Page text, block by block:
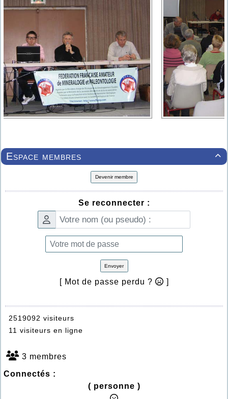

Espace membres
Devenir membre
Se reconnecter :
Envoyer
[ Mot de passe perdu ? ]
2519092 visiteurs
11 visiteurs en ligne
3 membres
Connectés :
( personne )